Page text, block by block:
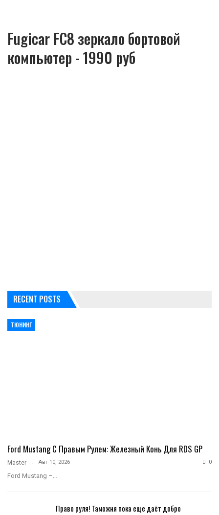
Fugicar FC8 зеркало бортовой
компьютер - 1990 руб
RECENT POSTS
ТЮНИНГ
Ford Mustang С Правым Рулем: Железный Конь Для RDS GP
Master Авг 10, 2026 0
Ford Mustang –…
Право руля! Таможня пока еще даёт добро